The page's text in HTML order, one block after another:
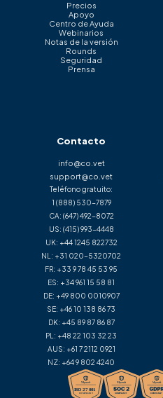
Precios
Apoyo
Centro de Ayuda
Webinarios
Notas de la versión
Rounds
Seguridad
Prensa
Contacto
info@co.vet
support@co.vet
Teléfono gratuito:
1 (888) 530-7879
CA: (647) 492-8072
US: (415) 993-4448
UK: +44 1245 822732
NL: +31 020-5320702
FR: +33 9 78 45 53 95
ES: +34 961 15 58 81
DE: +49 800 0010907
SE: +46 10 138 86 73
DK: +45 89 87 86 87
PL: +48 22 103 32 23
AUS: +61 7 2112 0921
NZ: +64 9 802 4240